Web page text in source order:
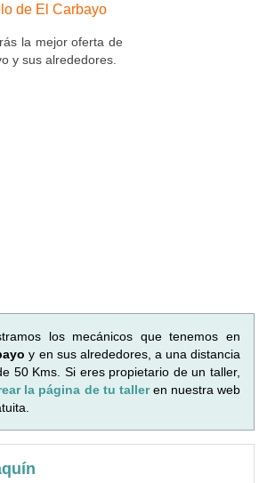
de El Carbayo
la mejor oferta de
y sus alrededores.
los mecánicos que tenemos en
y en sus alrededores, a una distancia
50 Kms. Si eres propietario de un taller,
la página de tu talleren nuestra web